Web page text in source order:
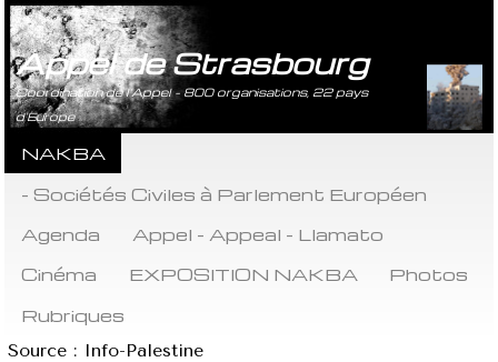
Appel de Strasbourg
Coordination de l’Appel - 800 organisations, 22 pays
d’Europe
NAKBA
- Sociétés Civiles à Parlement Européen
Agenda
Appel - Appeal - Llamato
Cinéma
EXPOSITION NAKBA
Photos
Rubriques
Source : Info-Palestine